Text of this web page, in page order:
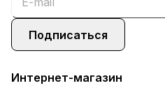
Подписаться
Интернет-магазин